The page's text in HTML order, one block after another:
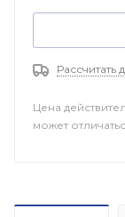
Рассчитать
Цена
может